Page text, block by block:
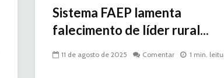
Sistema FAEP lamenta
falecimento de líder rural...
11 de agosto de 2025 Comentar 1 min.